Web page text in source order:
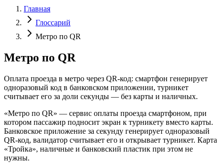
Главная
Глоссарий
Метро по QR
Метро по QR
Оплата проезда в метро через QR-код: смартфон генерирует
одноразовый код в банковском приложении, турникет
считывает его за доли секунды — без карты и наличных.
«Метро по QR» — сервис оплаты проезда смартфоном, при
котором пассажир подносит экран к турникету вместо карты.
Банковское приложение за секунду генерирует одноразовый
QR-код, валидатор считывает его и открывает турникет. Карта
«Тройка», наличные и банковский пластик при этом не
нужны.